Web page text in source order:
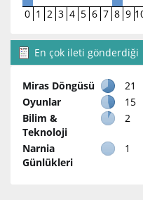
0 1 2 3 4 5 6 7 8 9
En çok ileti gönderdiği
Miras Döngüsü
21
Oyunlar
15
Bilim &
Teknoloji
2
Narnia
Günlükleri
1